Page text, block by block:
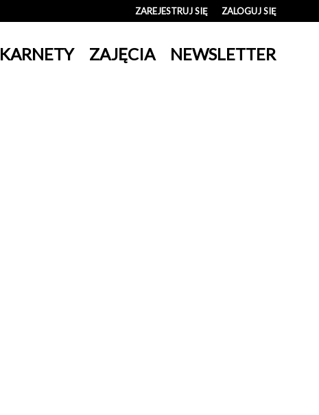
ZAREJESTRUJ SIĘ ZALOGUJ SIĘ
KARNETY ZAJĘCIA NEWSLETTER